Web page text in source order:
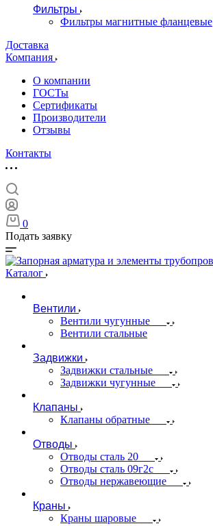
Фильтры
Фильтры магнитные фланцевые
Доставка
Компания
О компании
ГОСТы
Сертификаты
Производители
Отзывы
Контакты
0
Подать заявку
Каталог
Вентили
Вентили чугунные
Вентили стальные
Задвижки
Задвижки стальные
Задвижки чугунные
Клапаны
Клапаны обратные
Отводы
Отводы сталь 20
Отводы сталь 09г2с
Отводы нержавеющие
Краны
Краны шаровые